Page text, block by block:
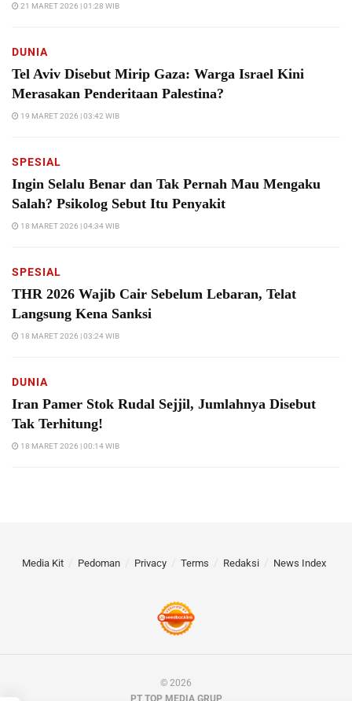
21 MARET 2026 | 01:28 WIB
DUNIA
Tel Aviv Disebut Mirip Gaza: Warga Israel Kini
Merasakan Penderitaan Palestina?
19 MARET 2026 | 03:42 WIB
SPESIAL
Ingin Selalu Benar dan Tak Pernah Mau Mengaku
Salah? Psikolog Sebut Itu Penyakit
18 MARET 2026 | 04:34 WIB
SPESIAL
THR 2026 Wajib Cair Sebelum Lebaran, Telat
Langsung Kena Sanksi
18 MARET 2026 | 03:24 WIB
DUNIA
Iran Pamer Stok Rudal Sejjil, Jumlahnya Disebut
Tak Terhitung!
18 MARET 2026 | 00:14 WIB
Media Kit Pedoman Privacy Terms Redaksi News Index
© 2026
PT TOP MEDIA GRUP